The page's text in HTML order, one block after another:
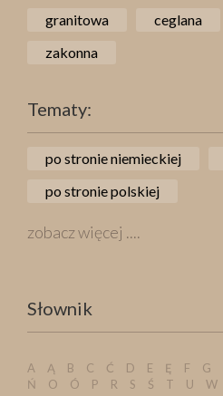
granitowa ceglana
zakonna
Tematy:
po stronie niemieckiej
po stronie polskiej
zobacz więcej ....
Słownik
A Ą B C Ć D E Ę F G
Ń O Ó P R S Ś T U W